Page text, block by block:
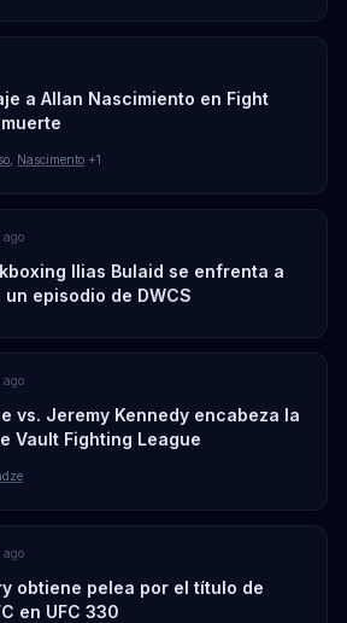
a Allan Nascimiento en Fight
Nascimento +1
ago
Ilias Bulaid se enfrenta a
episodio de DWCS
ago
vs. Jeremy Kennedy encabeza la
Vault Fighting League
ago
obtiene pelea por el título de
en UFC 330